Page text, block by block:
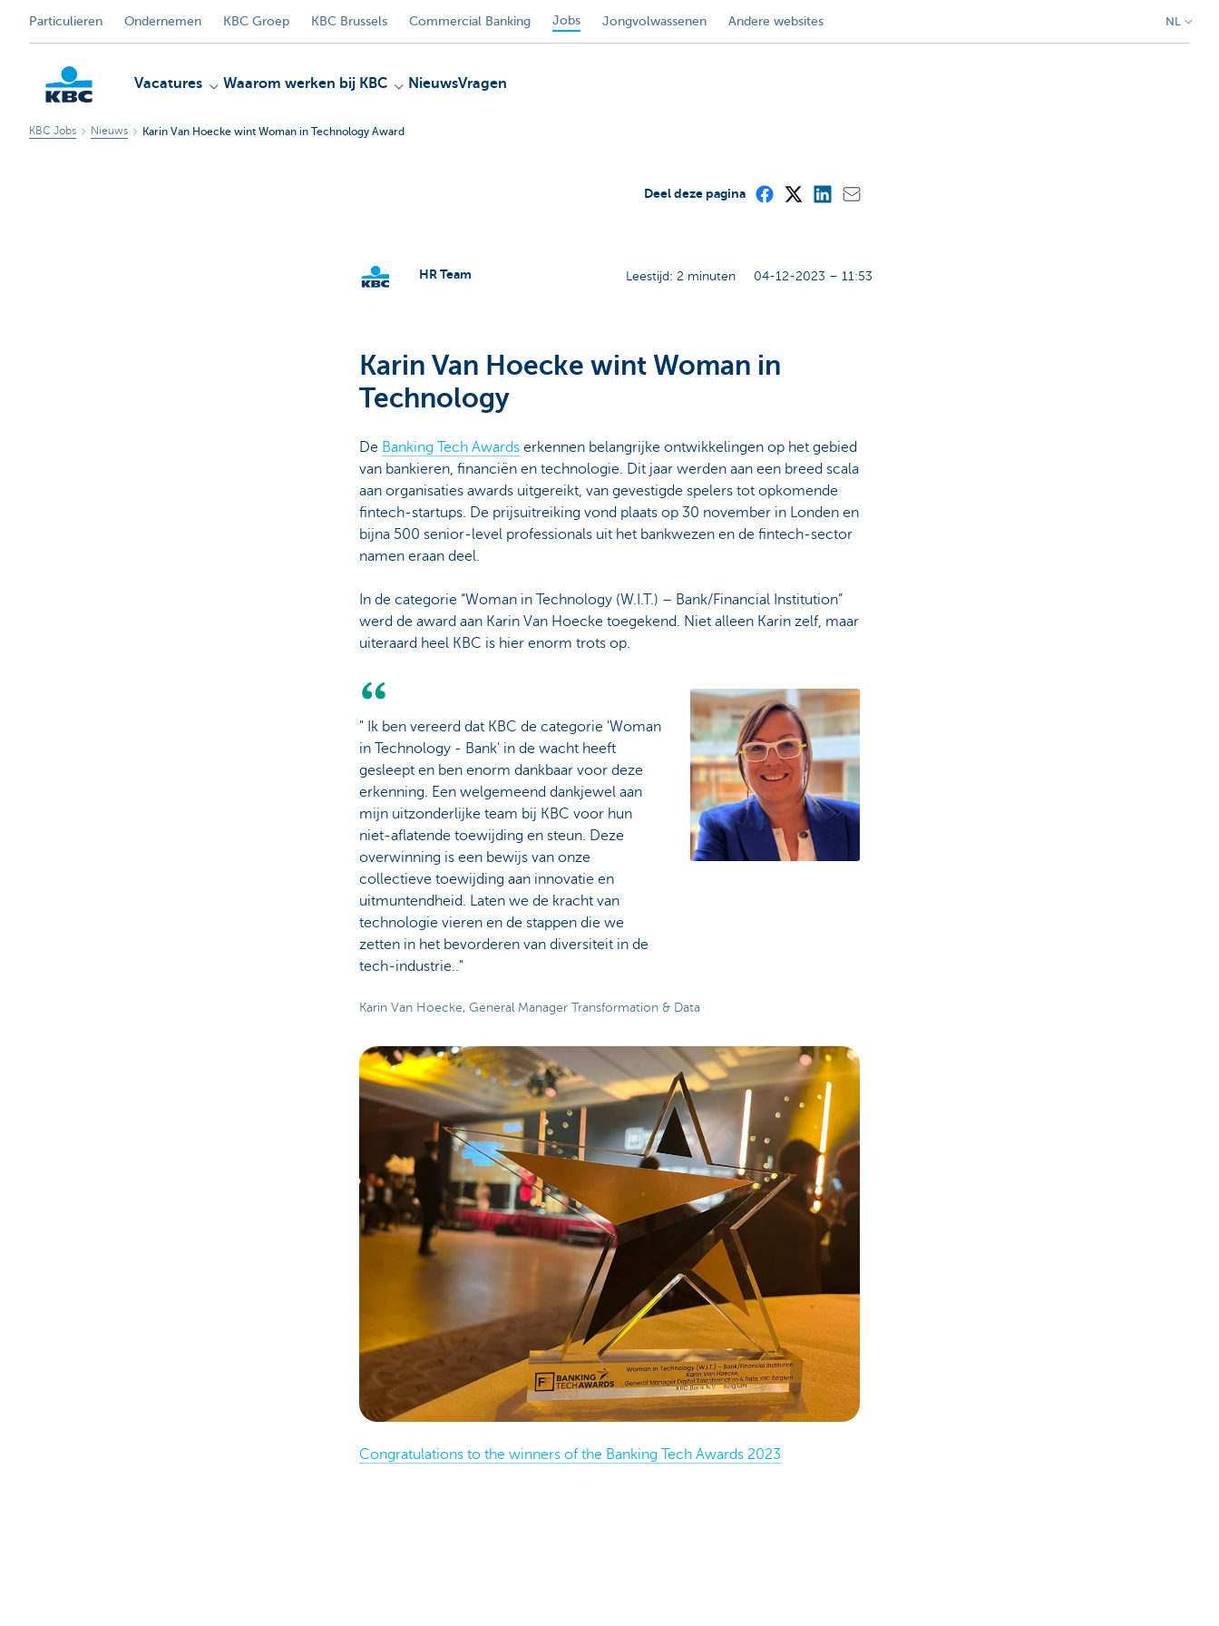
Particulieren Ondernemen KBC Groep KBC Brussels Commercial Banking Jobs Jongvolwassenen Andere websites NL
Vacatures Waarom werken bij KBC NieuwsVragen
KBC Jobs Nieuws Karin Van Hoecke wint Woman in Technology Award
Deel deze pagina
HR Team Leestijd: 2 minuten 04-12-2023 – 11:53
Karin Van Hoecke wint Woman in
Technology
De Banking Tech Awardserkennen belangrijke ontwikkelingen op het gebied
van bankieren, financiën en technologie. Dit jaar werden aan een breed scala
aan organisaties awards uitgereikt, van gevestigde spelers tot opkomende
fintech-startups. De prijsuitreiking vond plaats op 30 november in Londen en
bijna 500 senior-level professionals uit het bankwezen en de fintech-sector
namen eraan deel.
In de categorie “Woman in Technology (W.I.T.) – Bank/Financial Institution”
werd de award aan Karin Van Hoecke toegekend. Niet alleen Karin zelf, maar
uiteraard heel KBC is hier enorm trots op.
" Ik ben vereerd dat KBC de categorie 'Woman
in Technology - Bank' in de wacht heeft
gesleept en ben enorm dankbaar voor deze
erkenning. Een welgemeend dankjewel aan
mijn uitzonderlijke team bij KBC voor hun
niet-aflatende toewijding en steun. Deze
overwinning is een bewijs van onze
collectieve toewijding aan innovatie en
uitmuntendheid. Laten we de kracht van
technologie vieren en de stappen die we
zetten in het bevorderen van diversiteit in de
tech-industrie.."
Karin Van Hoecke, General Manager Transformation & Data
Congratulations to the winners of the Banking Tech Awards 2023